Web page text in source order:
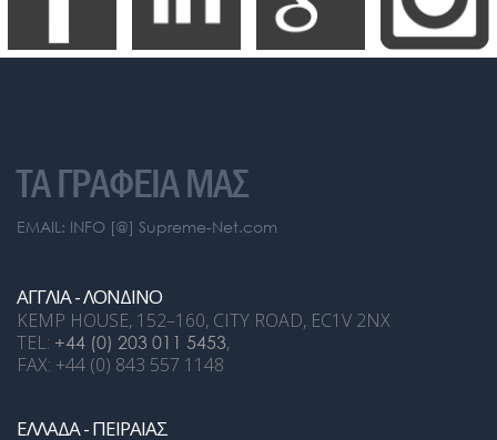
ΤΑ ΓΡΑΦΕΙΑ ΜΑΣ
EMAIL: INFO [@] Supreme-Net.com
ΑΓΓΛΙΑ - ΛΟΝΔΙΝΟ
KEMP HOUSE, 152–160, CITY ROAD, EC1V 2NX
TEL: +44 (0) 203 011 5453,
FAX: +44 (0) 843 557 1148
ΕΛΛΑΔΑ - ΠΕΙΡΑΙΑΣ